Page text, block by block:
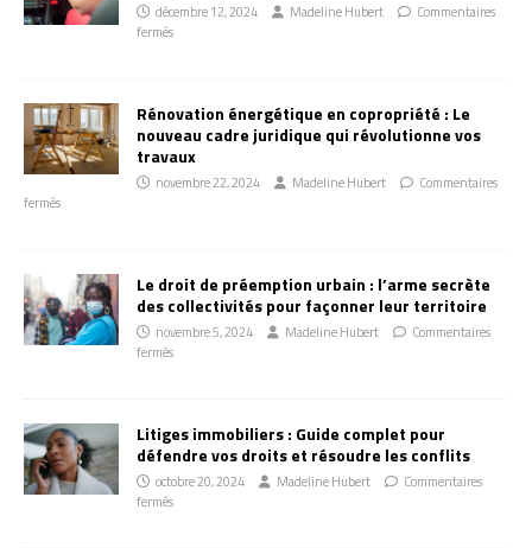
décembre 12, 2024 Madeline Hubert
Commentaires
fermés
Rénovation énergétique en copropriété : Le
nouveau cadre juridique qui révolutionne vos
travaux
novembre 22, 2024 Madeline Hubert
Commentaires
fermés
Le droit de préemption urbain : l’arme secrète
des collectivités pour façonner leur territoire
novembre 5, 2024 Madeline Hubert
Commentaires
fermés
Litiges immobiliers : Guide complet pour
défendre vos droits et résoudre les conflits
octobre 20, 2024 Madeline Hubert
Commentaires
fermés